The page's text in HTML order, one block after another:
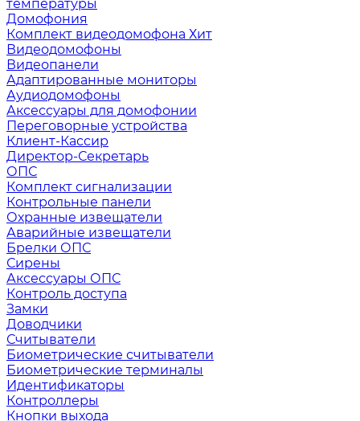
температуры
Домофония
Комплект видеодомофона Хит
Видеодомофоны
Видеопанели
Адаптированные мониторы
Аудиодомофоны
Аксессуары для домофонии
Переговорные устройства
Клиент-Кассир
Директор-Секретарь
ОПС
Комплект сигнализации
Контрольные панели
Охранные извещатели
Аварийные извещатели
Брелки ОПС
Сирены
Аксессуары ОПС
Контроль доступа
Замки
Доводчики
Считыватели
Биометрические считыватели
Биометрические терминалы
Идентификаторы
Контроллеры
Кнопки выхода